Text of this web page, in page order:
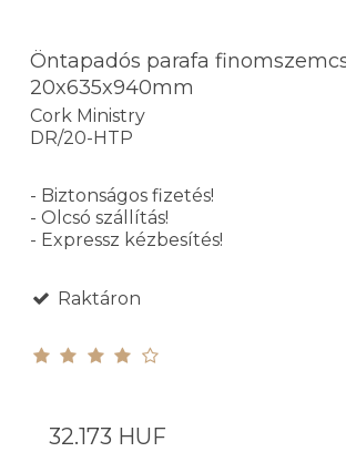
Öntapadós parafa
20x635x940mm
Cork Ministry
DR/20-HTP
- Biztonságos fizetés!
- Olcsó szállítás!
- Expressz kézbesítés!
Raktáron
32.173 HUF